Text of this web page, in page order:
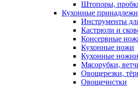
Штопоры,
Кухонные
Инструменты
Кастрюли и
Консервные
Кухонные ножи
Кухонные
Мясорубки,
Овощерезки,
Овощечистки